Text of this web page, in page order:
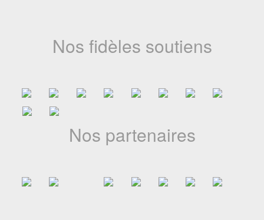
A jamais dans nos mémoires
(CANIMAF) a appris avec une profonde tristesse le décès de
l’illustre Bassek Ba Kobhio, figure majeure du cinéma africain et
13-05-2026
Nos fidèles soutiens
Nos partenaires